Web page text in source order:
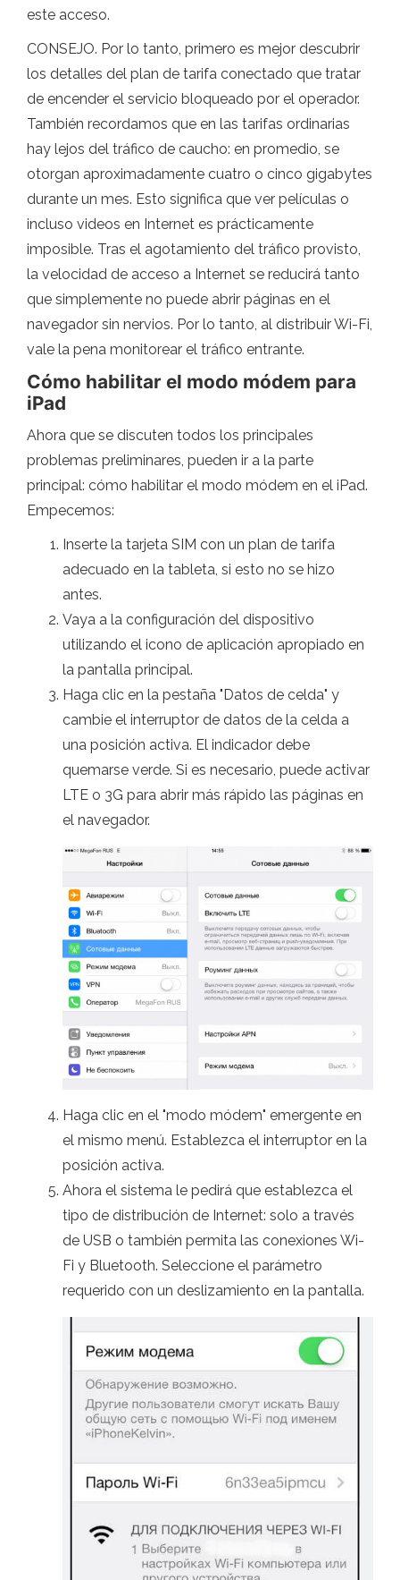
este acceso.
CONSEJO. Por lo tanto, primero es mejor descubrir
los detalles del plan de tarifa conectado que tratar
de encender el servicio bloqueado por el operador.
También recordamos que en las tarifas ordinarias
hay lejos del tráfico de caucho: en promedio, se
otorgan aproximadamente cuatro o cinco gigabytes
durante un mes. Esto significa que ver películas o
incluso videos en Internet es prácticamente
imposible. Tras el agotamiento del tráfico provisto,
la velocidad de acceso a Internet se reducirá tanto
que simplemente no puede abrir páginas en el
navegador sin nervios. Por lo tanto, al distribuir Wi-Fi,
vale la pena monitorear el tráfico entrante.
Cómo habilitar el modo módem para
iPad
Ahora que se discuten todos los principales
problemas preliminares, pueden ir a la parte
principal: cómo habilitar el modo módem en el iPad.
Empecemos:
Inserte la tarjeta SIM con un plan de tarifa
adecuado en la tableta, si esto no se hizo
antes.
Vaya a la configuración del dispositivo
utilizando el icono de aplicación apropiado en
la pantalla principal.
Haga clic en la pestaña "Datos de celda" y
cambie el interruptor de datos de la celda a
una posición activa. El indicador debe
quemarse verde. Si es necesario, puede activar
LTE o 3G para abrir más rápido las páginas en
el navegador.
Haga clic en el "modo módem" emergente en
el mismo menú. Establezca el interruptor en la
posición activa.
Ahora el sistema le pedirá que establezca el
tipo de distribución de Internet: solo a través
de USB o también permita las conexiones Wi-
Fi y Bluetooth. Seleccione el parámetro
requerido con un deslizamiento en la pantalla.